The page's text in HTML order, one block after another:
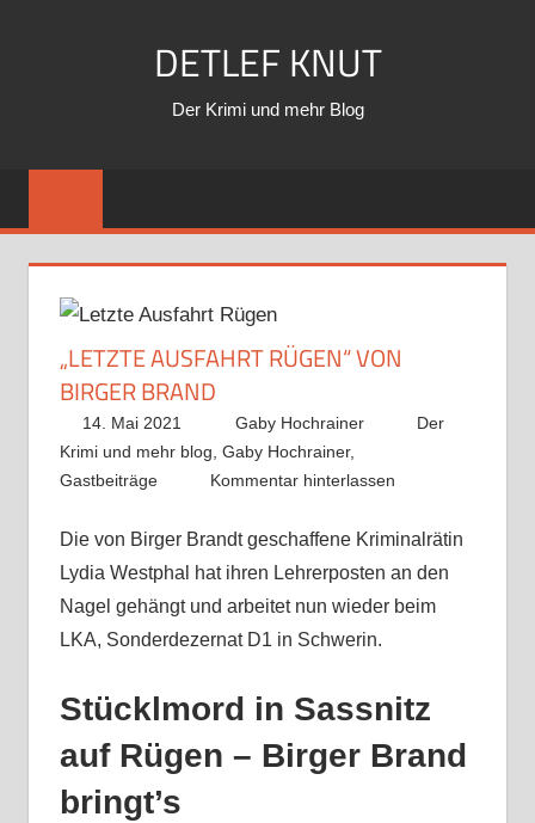
DETLEF KNUT
Der Krimi und mehr Blog
„LETZTE AUSFAHRT RÜGEN“ VON
BIRGER BRAND
14. Mai 2021 Gaby Hochrainer
Der
Krimi und mehr blog, Gaby Hochrainer,
Gastbeiträge
Kommentar hinterlassen
Die von Birger Brandt geschaffene Kriminalrätin
Lydia Westphal hat ihren Lehrerposten an den
Nagel gehängt und arbeitet nun wieder beim
LKA, Sonderdezernat D1 in Schwerin.
Stücklmord in Sassnitz
auf Rügen – Birger Brand
bringt’s